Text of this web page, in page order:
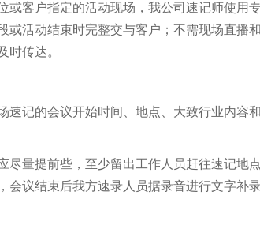
客户指定的活动现场，我公司速记师使用
活动结束时完整交与客户；不需现场直播
时传达。
记的会议开始时间、地点、大致行业内容
量提前些，至少留出工作人员赶往速记地
议结束后我方速录人员据录音进行文字补录